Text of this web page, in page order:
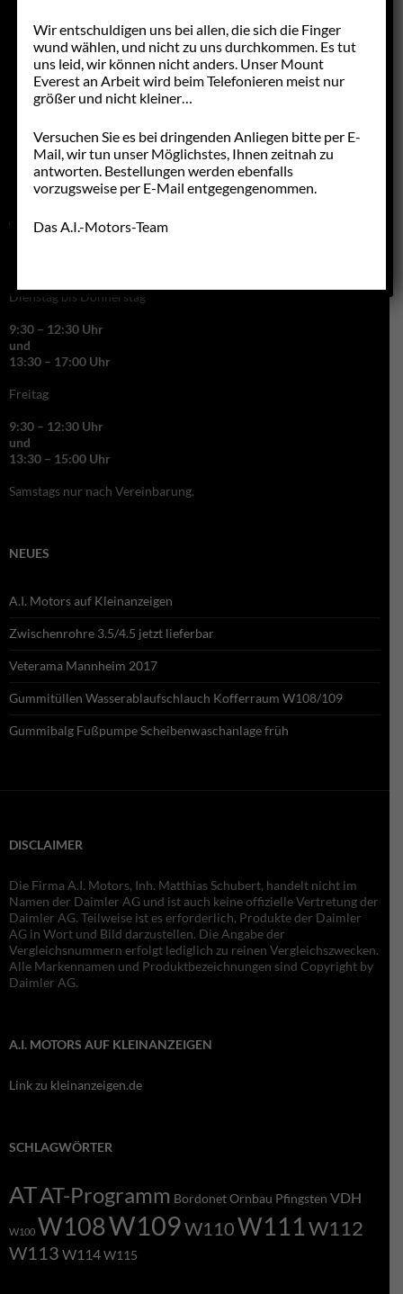
GESCHÄFTSZEITEN
Dienstag bis Donnerstag
9:30 – 12:30 Uhr
und
13:30 – 17:00 Uhr
Freitag
9:30 – 12:30 Uhr
und
13:30 – 15:00 Uhr
Samstags nur nach Vereinbarung.
NEUES
A.I. Motors auf Kleinanzeigen
Zwischenrohre 3.5/4.5 jetzt lieferbar
Veterama Mannheim 2017
Gummitüllen Wasserablaufschlauch Kofferraum W108/109
Gummibalg Fußpumpe Scheibenwaschanlage früh
DISCLAIMER
Die Firma A.I. Motors, Inh. Matthias Schubert, handelt nicht im
Namen der Daimler AG und ist auch keine offizielle Vertretung der
Daimler AG. Teilweise ist es erforderlich, Produkte der Daimler
AG in Wort und Bild darzustellen. Die Angabe der
Vergleichsnummern erfolgt lediglich zu reinen Vergleichszwecken.
Alle Markennamen und Produktbezeichnungen sind Copyright by
Daimler AG.
A.I. MOTORS AUF KLEINANZEIGEN
Link zu kleinanzeigen.de
SCHLAGWÖRTER
ATAT-Programm BordonetOrnbau Pfingsten VDH
W100 W108W109W110W111W112
W113 W114W115
Wir entschuldigen uns bei allen, die sich die Finger
wund wählen, und nicht zu uns durchkommen. Es tut
uns leid, wir können nicht anders. Unser Mount
Everest an Arbeit wird beim Telefonieren meist nur
größer und nicht kleiner…
Versuchen Sie es bei dringenden Anliegen bitte per E-
Mail, wir tun unser Möglichstes, Ihnen zeitnah zu
antworten. Bestellungen werden ebenfalls
vorzugsweise per E-Mail entgegengenommen.
Das A.I.-Motors-Team